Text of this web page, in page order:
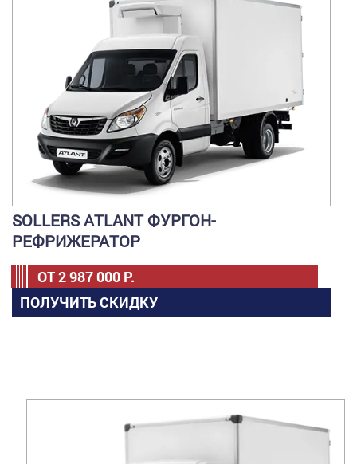
SOLLERS ATLANT ФУРГОН-
РЕФРИЖЕРАТОР
ОТ2 987 000 Р.
ПОЛУЧИТЬ СКИДКУ